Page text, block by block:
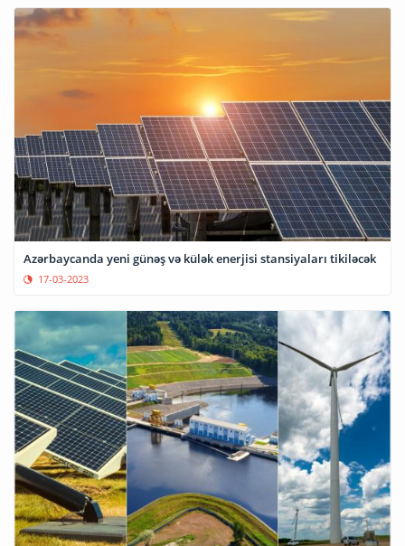
Azərbaycanda yeni günəş və külək enerjisi stansiyaları tikiləcək
17-03-2023